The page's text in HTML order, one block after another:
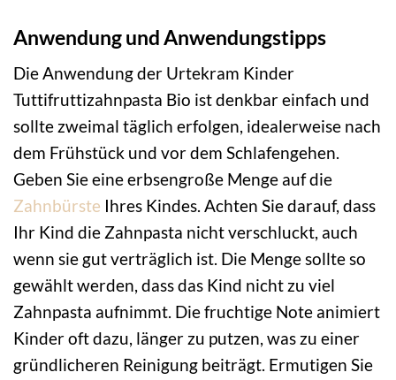
Anwendung und Anwendungstipps
Die Anwendung der Urtekram Kinder
Tuttifruttizahnpasta Bio ist denkbar einfach und
sollte zweimal täglich erfolgen, idealerweise nach
dem Frühstück und vor dem Schlafengehen.
Geben Sie eine erbsengroße Menge auf die
Zahnbürste Ihres Kindes. Achten Sie darauf, dass
Ihr Kind die Zahnpasta nicht verschluckt, auch
wenn sie gut verträglich ist. Die Menge sollte so
gewählt werden, dass das Kind nicht zu viel
Zahnpasta aufnimmt. Die fruchtige Note animiert
Kinder oft dazu, länger zu putzen, was zu einer
gründlicheren Reinigung beiträgt. Ermutigen Sie